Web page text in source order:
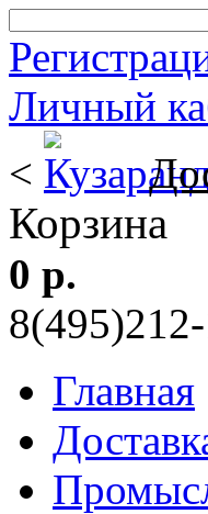
Личный
<
Корзина
0 р.
Главная